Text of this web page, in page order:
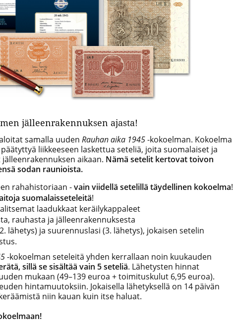
jälleenrakennuksen ajasta!
samalla uuden Rauhan aika 1945-kokoelman. Kokoelma
liikkeeseen laskettua seteliä, joita suomalaiset ja
aikaan. Nämä setelit kertovat toivon
sodan raunioista.
rahahistoriaan -vain viidellä setelillä täydellinen kokoelma!
suomalaisseteleitä!
laadukkaat keräilykappaleet
rauhasta ja jälleenrakennuksesta
lähetys) ja suurennuslasi (3. lähetys), jokaisen setelin
-kokoelman seteleitä yhden kerrallaan noin kuukauden
sillä se sisältää vain 5 seteliä. Lähetysten hinnat
mukaan (49–139 euroa + toimituskulut 6,95 euroa).
hintamuutoksiin. Jokaisella lähetyksellä on 14 päivän
niin kauan kuin itse haluat.